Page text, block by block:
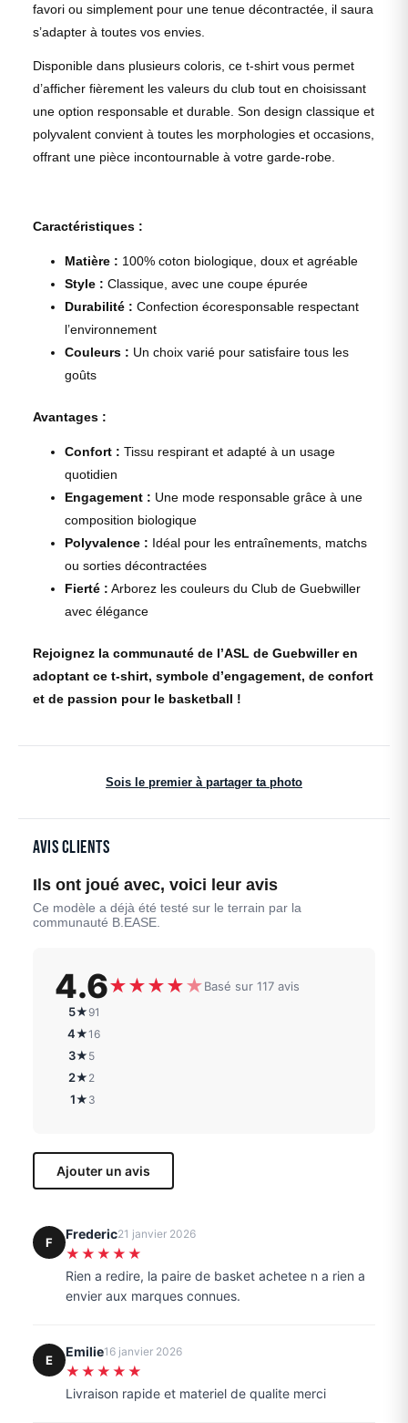
favori ou simplement pour une tenue décontractée, il saura
s’adapter à toutes vos envies.
Disponible dans plusieurs coloris, ce t-shirt vous permet
d’afficher fièrement les valeurs du club tout en choisissant
une option responsable et durable. Son design classique et
polyvalent convient à toutes les morphologies et occasions,
offrant une pièce incontournable à votre garde-robe.
Caractéristiques :
Matière : 100% coton biologique, doux et agréable
Style : Classique, avec une coupe épurée
Durabilité : Confection écoresponsable respectant
l’environnement
Couleurs : Un choix varié pour satisfaire tous les
goûts
Avantages :
Confort : Tissu respirant et adapté à un usage
quotidien
Engagement : Une mode responsable grâce à une
composition biologique
Polyvalence : Idéal pour les entraînements, matchs
ou sorties décontractées
Fierté : Arborez les couleurs du Club de Guebwiller
avec élégance
Rejoignez la communauté de l’ASL de Guebwiller en
adoptant ce t-shirt, symbole d’engagement, de confort
et de passion pour le basketball !
Sois le premier à partager ta photo
Avis clients
Ils ont joué avec, voici leur avis
Ce modèle a déjà été testé sur le terrain par la
communauté B.EASE.
4.6★★★★★Basé sur 117 avis
5★ 91
4★16
3★ 5
2★ 2
1★ 3
Ajouter un avis
F
Frederic21 janvier 2026
★★★★★
Rien a redire, la paire de basket achetee n a rien a
envier aux marques connues.
E
Emilie16 janvier 2026
★★★★★
Livraison rapide et materiel de qualite merci